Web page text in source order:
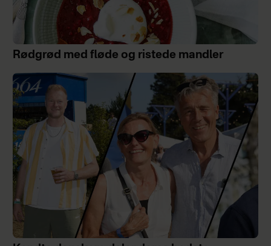
Rødgrød med fløde og ristede mandler